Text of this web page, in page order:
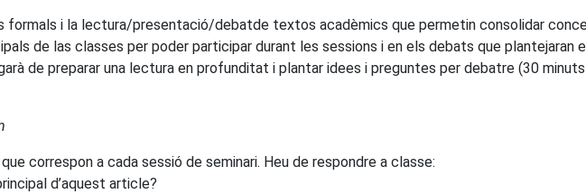
formals i la lectura/presentació/debatde textos acadèmics que permetin consolidar
de las classes per poder participar durant les sessions i en els debats que plantejaran
de preparar una lectura en profunditat i plantar idees i preguntes per debatre (30
correspon a cada sessió de seminari. Heu de respondre a classe:
d’aquest article?